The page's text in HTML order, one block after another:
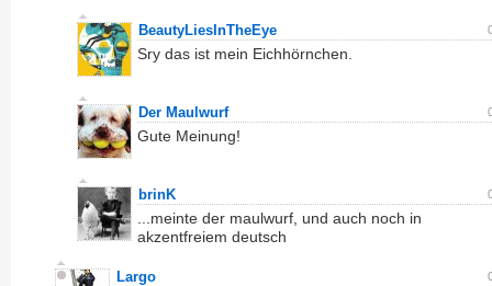
BeautyLiesInTheEye
Sry das ist mein Eichhörnchen.
Der Maulwurf
Gute Meinung!
brinK
...meinte der maulwurf, und auch noch in
akzentfreiem deutsch
Largo